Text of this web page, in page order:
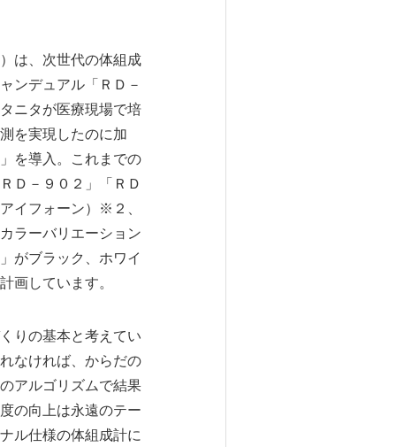
は、次世代の体組成
ンデュアル「ＲＤ－
ニタが医療現場で培
を実現したのに加
を導入。これまでの
Ｄ－９０２」「ＲＤ
イフォーン）※２、
ラーバリエーション
がブラック、ホワイ
画しています。
りの基本と考えてい
なければ、からだの
アルゴリズムで結果
の向上は永遠のテー
ル仕様の体組成計に